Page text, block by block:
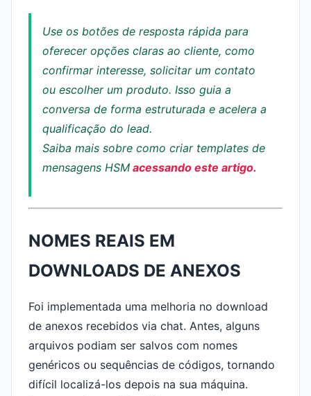
Use os botões de resposta rápida para
oferecer opções claras ao cliente, como
confirmar interesse, solicitar um contato
ou escolher um produto. Isso guia a
conversa de forma estruturada e acelera a
qualificação do lead.
Saiba mais sobre como criar templates de
mensagens HSM acessando este artigo.
NOMES REAIS EM
DOWNLOADS DE ANEXOS
Foi implementada uma melhoria no download
de anexos recebidos via chat. Antes, alguns
arquivos podiam ser salvos com nomes
genéricos ou sequências de códigos, tornando
difícil localizá-los depois na sua máquina.